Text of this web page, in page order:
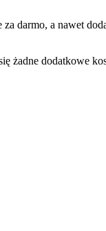
darmo, a nawet
żadne dodatkowe